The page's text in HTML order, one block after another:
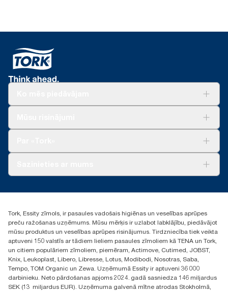
+371 29141799
Atrast izplatītāju
Ulbrokas street 19A
Riga, Latvija
LV-1028
Tork, Essity zīmols, ir pasaules vadošais higiēnas un veselības aprūpes
preču ražošanas uzņēmums. Mūsu mērķis ir uzlabot labklājību, piedāvājot
mūsu produktus un veselības aprūpes risinājumus. Tirdzniecība tiek veikta
aptuveni 150 valstīs ar tādiem lieliem pasaules zīmoliem kā TENA un Tork,
un citiem populāriem zīmoliem, piemēram, Actimove, Cutimed, JOBST,
Knix, Leukoplast, Libero, Libresse, Lotus, Modibodi, Nosotras, Saba,
Tempo, TOM Organic un Zewa. Uzņēmumā Essity ir aptuveni 36 000
darbinieku. Neto pārdošanas apjoms 2024. gadā sasniedza 146 miljardus
SEK (13 miljardus EUR). Uzņēmuma galvenā mītne atrodas Stokholmā,